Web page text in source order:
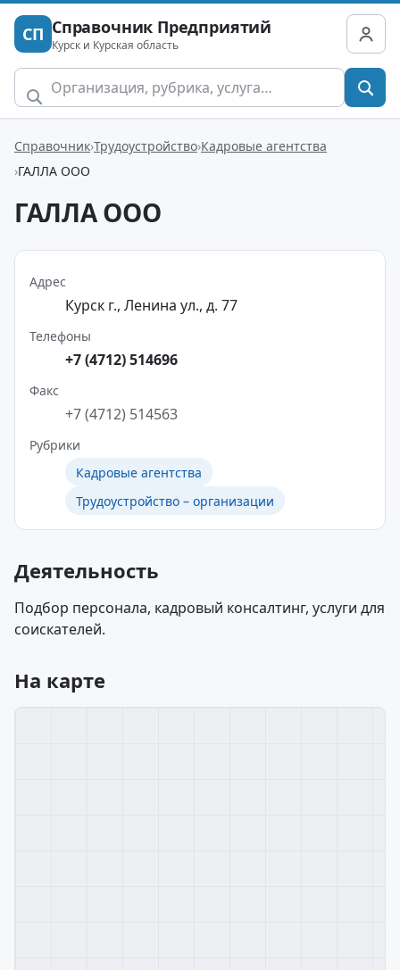
СП Справочник Предприятий
Курск и Курская область
Справочник Трудоустройство Кадровые агентства
ГАЛЛА ООО
ГАЛЛА ООО
Адрес
Курск г., Ленина ул., д. 77
Телефоны
+7 (4712) 514696
Факс
+7 (4712) 514563
Рубрики
Кадровые агентства
Трудоустройство – организации
Деятельность
Подбор персонала, кадровый консалтинг, услуги для
соискателей.
На карте